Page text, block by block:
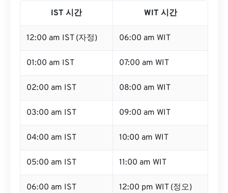
IST 시간 WIT 시간
12:00 am IST (자정) 06:00 am WIT
01:00 am IST 07:00 am WIT
02:00 am IST 08:00 am WIT
03:00 am IST 09:00 am WIT
04:00 am IST 10:00 am WIT
05:00 am IST 11:00 am WIT
06:00 am IST 12:00 pm WIT (정오)